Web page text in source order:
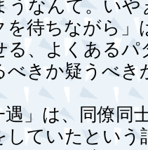
うなんて。いや
待ちながら」
る、よくある
べきか疑うべき
」は、同僚同
していたとい